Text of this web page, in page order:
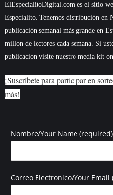
ElEspecialitoDigital.com es el sitio
Especialito. Tenemos distribución en
publicación semanal más grande en
millon de lectores cada semana. Si
publicacion visite nuestro media kit
¡Suscríbete para participar en
más!
Nombre/Your Name (required)
Correo Electronico/Your Email